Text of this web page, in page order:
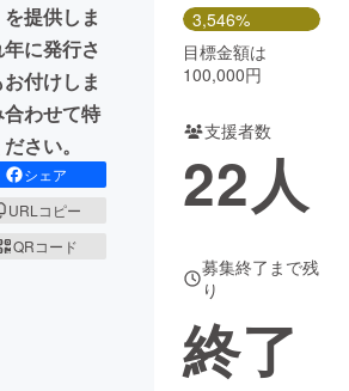
提供しま
に発行さ
付けしま
わせて特
さい。
シェア
URLコピー
QRコード
3,546%
目標金額は
100,000円
支援者数
22人
募集終了まで残
り
終了